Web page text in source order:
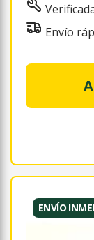
Envío
ENVÍO